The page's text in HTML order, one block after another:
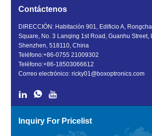
Contáctenos
DIRECCIÓN: Habitación 901, Edificio A,
Square, No. 3 Lanqing 1st Road, Guanhu Street,
Shenzhen, 518110, China
Teléfono:+86-0755 21009302
Teléfono:+86-18503066612
Correo electrónico:ricky01@boxoptronics.com
Inquiry For Pricelist